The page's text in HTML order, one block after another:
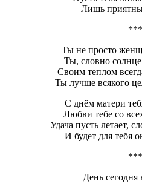
Лишь
***
Ты не просто
Ты, словно
Своим теплом
Ты лучше всякого
С днём матери
Любви тебе со
Удача пусть летает,
И будет для тебя
***
День сегодня